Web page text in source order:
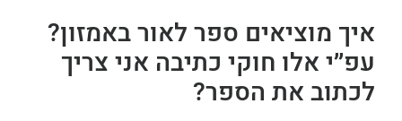
איך מוציאים ספר לאור באמזון?
עפ״י אלו חוקי כתיבה אני צריך
לכתוב את הספר?